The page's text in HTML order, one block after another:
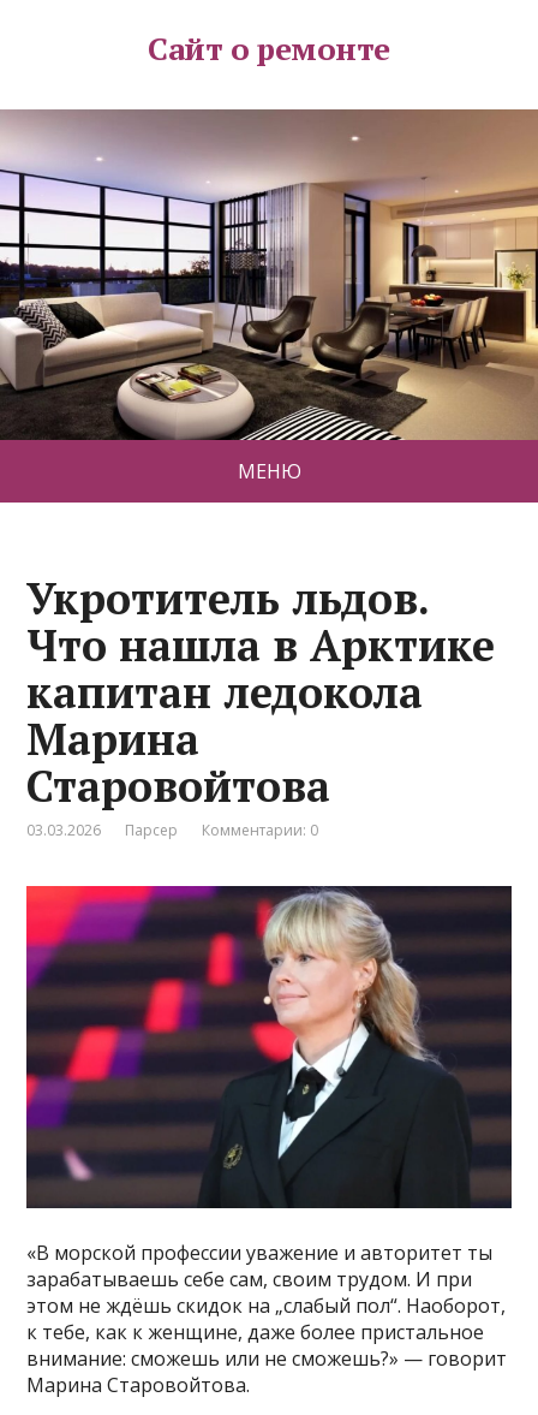
Сайт о ремонте
МЕНЮ
Укротитель льдов.
Что нашла в Арктике
капитан ледокола
Марина
Старовойтова
03.03.2026 Парсер Комментарии: 0
«В морской профессии уважение и авторитет ты
зарабатываешь себе сам, своим трудом. И при
этом не ждёшь скидок на „слабый пол“. Наоборот,
к тебе, как к женщине, даже более пристальное
внимание: сможешь или не сможешь?» — говорит
Марина Старовойтова.